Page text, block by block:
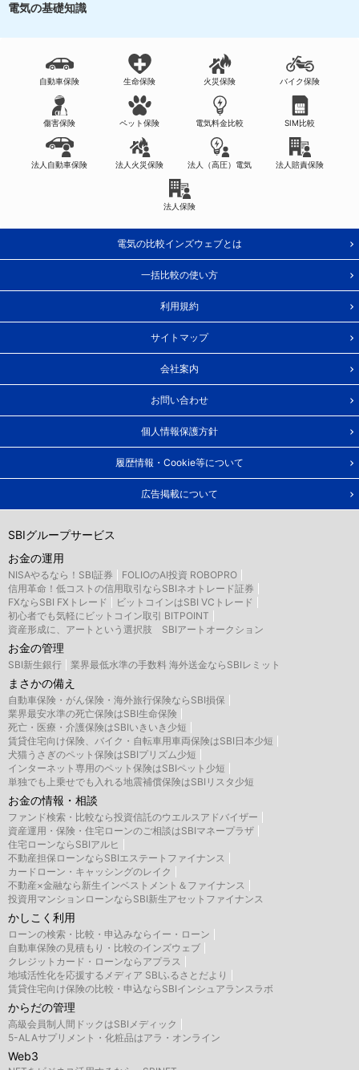
電気の基礎知識
自動車保険 生命保険 火災保険 バイク保険
傷害保険 ペット保険 電気料金比較 SIM比較
法人自動車保険 法人火災保険 法人（高圧）電気 法人賠責保険
法人保険
電気の比較インズウェブとは
一括比較の使い方
利用規約
サイトマップ
会社案内
お問い合わせ
個人情報保護方針
履歴情報・Cookie等について
広告掲載について
SBIグループサービス
お金の運用
NISAやるなら！SBI証券
FOLIOのAI投資 ROBOPRO
信用革命！低コストの信用取引ならSBIネオトレード証券
FXならSBI FXトレード
ビットコインはSBI VCトレード
初心者でも気軽にビットコイン取引 BITPOINT
資産形成に、アートという選択肢 SBIアートオークション
お金の管理
SBI新生銀行 業界最低水準の手数料 海外送金ならSBIレミット
まさかの備え
自動車保険・がん保険・海外旅行保険ならSBI損保
業界最安水準の死亡保険はSBI生命保険
死亡・医療・介護保険はSBIいきいき少短
賃貸住宅向け保険、バイク・自転車用車両保険はSBI日本少短
犬猫うさぎのペット保険はSBIプリズム少短
インターネット専用のペット保険はSBIペット少短
単独でも上乗せでも入れる地震補償保険はSBIリスタ少短
お金の情報・相談
ファンド検索・比較なら投資信託のウエルスアドバイザー
資産運用・保険・住宅ローンのご相談はSBIマネープラザ
住宅ローンならSBIアルヒ
不動産担保ローンならSBIエステートファイナンス
カードローン・キャッシングのレイク
不動産×金融なら新生インベストメント＆ファイナンス
投資用マンションローンならSBI新生アセットファイナンス
かしこく利用
ローンの検索・比較・申込みならイー・ローン
自動車保険の見積もり・比較のインズウェブ
クレジットカード・ローンならアプラス
地域活性化を応援するメディア SBIふるさとだより
賃貸住宅向け保険の比較・申込ならSBIインシュアランスラボ
からだの管理
高級会員制人間ドックはSBIメディック
5-ALAサプリメント・化粧品はアラ・オンライン
Web3